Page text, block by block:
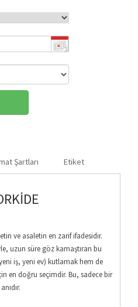
Şartları Etiket
ve asaletin en zarif ifadesidir.
uzun süre göz kamaştıran bu
iş, yeni ev) kutlamak hem de
en doğru seçimdir. Bu, sadece bir